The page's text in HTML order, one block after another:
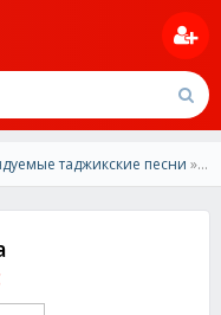
таджикские песни » ШОН мс -Дасти ма